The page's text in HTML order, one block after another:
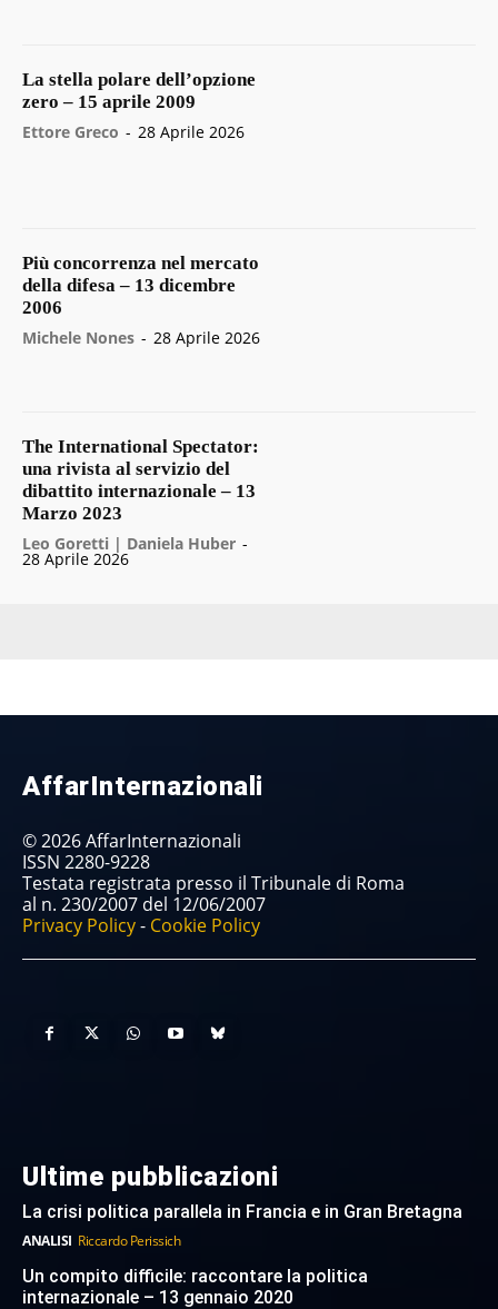
La stella polare dell’opzione
zero – 15 aprile 2009
Ettore Greco - 28 Aprile 2026
Più concorrenza nel mercato
della difesa – 13 dicembre
2006
Michele Nones - 28 Aprile 2026
The International Spectator:
una rivista al servizio del
dibattito internazionale – 13
Marzo 2023
Leo Goretti | Daniela Huber -
28 Aprile 2026
AffarInternazionali
© 2026 AffarInternazionali
ISSN 2280-9228
Testata registrata presso il Tribunale di Roma
al n. 230/2007 del 12/06/2007
Privacy Policy- Cookie Policy
Ultime pubblicazioni
La crisi politica parallela in Francia e in Gran Bretagna
ANALISI Riccardo Perissich
Un compito difficile: raccontare la politica
internazionale – 13 gennaio 2020